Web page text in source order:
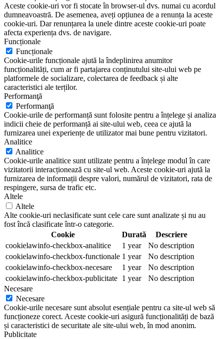
Aceste cookie-uri vor fi stocate în browser-ul dvs. numai cu acordul
dumneavoastră. De asemenea, aveți opțiunea de a renunța la aceste
cookie-uri. Dar renunțarea la unele dintre aceste cookie-uri poate
afecta experiența dvs. de navigare.
Funcționale
Funcționale
Cookie-urile funcționale ajută la îndeplinirea anumitor
funcționalități, cum ar fi partajarea conținutului site-ului web pe
platformele de socializare, colectarea de feedback și alte
caracteristici ale terților.
Performanţă
Performanţă
Cookie-urile de performanță sunt folosite pentru a înțelege și analiza
indicii cheie de performanță ai site-ului web, ceea ce ajută la
furnizarea unei experiențe de utilizator mai bune pentru vizitatori.
Analitice
Analitice
Cookie-urile analitice sunt utilizate pentru a înțelege modul în care
vizitatorii interacționează cu site-ul web. Aceste cookie-uri ajută la
furnizarea de informații despre valori, numărul de vizitatori, rata de
respingere, sursa de trafic etc.
Altele
Altele
Alte cookie-uri neclasificate sunt cele care sunt analizate și nu au
fost încă clasificate într-o categorie.
Cookie
Durată
Descriere
cookielawinfo-checkbox-analitice
1 year
No description
cookielawinfo-checkbox-functionale 1 year
No description
cookielawinfo-checkbox-necesare
1 year
No description
cookielawinfo-checkbox-publicitate 1 year
No description
Necesare
Necesare
Cookie-urile necesare sunt absolut esențiale pentru ca site-ul web să
funcționeze corect. Aceste cookie-uri asigură funcționalități de bază
și caracteristici de securitate ale site-ului web, în mod anonim.
Publicitate